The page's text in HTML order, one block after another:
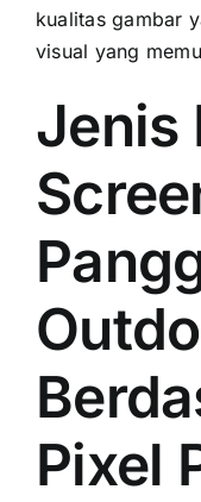
kualitas gambar
visual уаng
Jenis
Pixel